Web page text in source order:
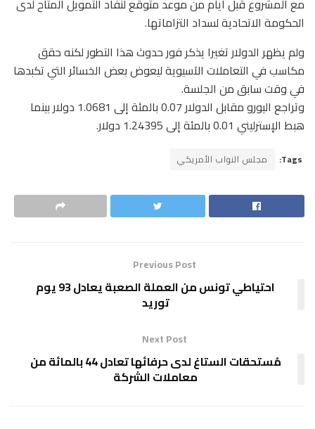
مع المشروع قبل أيام من موعد متوقع لنفاد التمويل المتاح لدى
الحكومة الاتحادية لسداد التزاماتها.
ولم يظهر الدولار تغيرا يذكر فور حدوث هذا التطور لكنه حقق
مكاسب في التعاملات الآسيوية ليعوض بعض الخسائر التي تكبدها
في وقت سابق من الجلسة.
وتراجع اليورو مقابل الدولار 0.07 بالمئة إلى 1.0681 دولار بينما
هبط الإسترليني 0.01 بالمئة إلى 1.24395 دولار.
Tags: مجلس النواب الأمريكي
Previous Post
احتياطي تونس من العملة الصعبة يعادل 93 يوم
توريد
Next Post
مُستحقات الستاغ لدى حرفائها تعادل 44 بالمائة من
معاملات الشركة